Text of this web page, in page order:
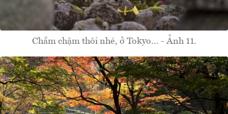
Chầm chậm thôi nhé, ở Tokyo… - Ảnh 11.